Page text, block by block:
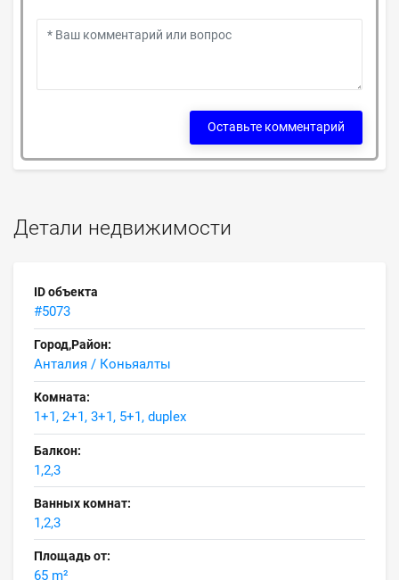
Детали недвижимости
ID объекта
#5073
Город,Район:
Анталия / Коньяалты
Комната:
1+1, 2+1, 3+1, 5+1, duplex
Балкон:
1,2,3
Ванных комнат:
1,2,3
Площадь от:
65 m²
Оставьте комментарий